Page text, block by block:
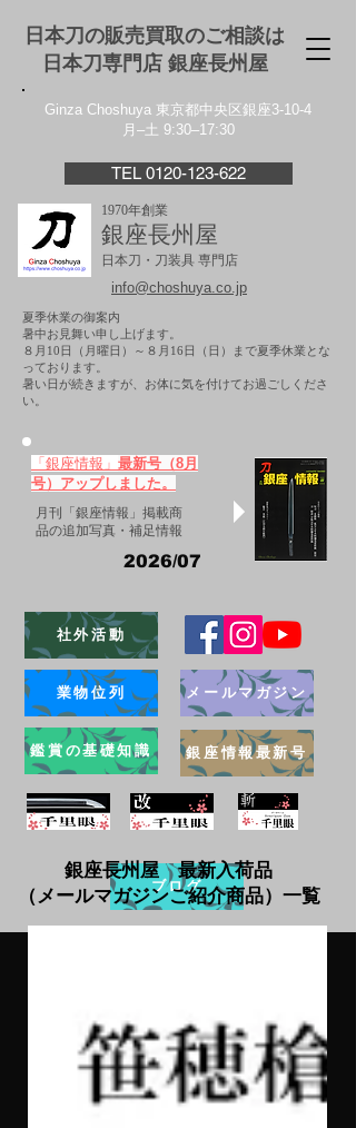
日本刀の販売買取のご相談は
日本刀専門店 銀座⻑州屋
Ginza Choshuya 東京都中央区銀座3-10-4
月–土 9:30–17:30
TEL 0120-123-622
1970年創業
銀座長州屋
日本刀・刀装具 専門店
info@choshuya.co.jp
夏季休業の御案内
暑中お見舞い申し上げます。
８月10日（月曜日）～８月16日（日）まで夏季休業とな
っております。
​暑い日が続きますが、お体に気を付けてお過ごしくださ
い。
「銀座情報」 最新号（8月
号）アップしました。
月刊「銀座情報」掲載商
品の追加写真・補足情報
2026/07
社外活動
業物位列
鑑賞の基礎知識
メールマガジン
銀座情報最新号
ブログ
銀座長州屋 最新入荷品
（メールマガジンご紹介商品）一覧